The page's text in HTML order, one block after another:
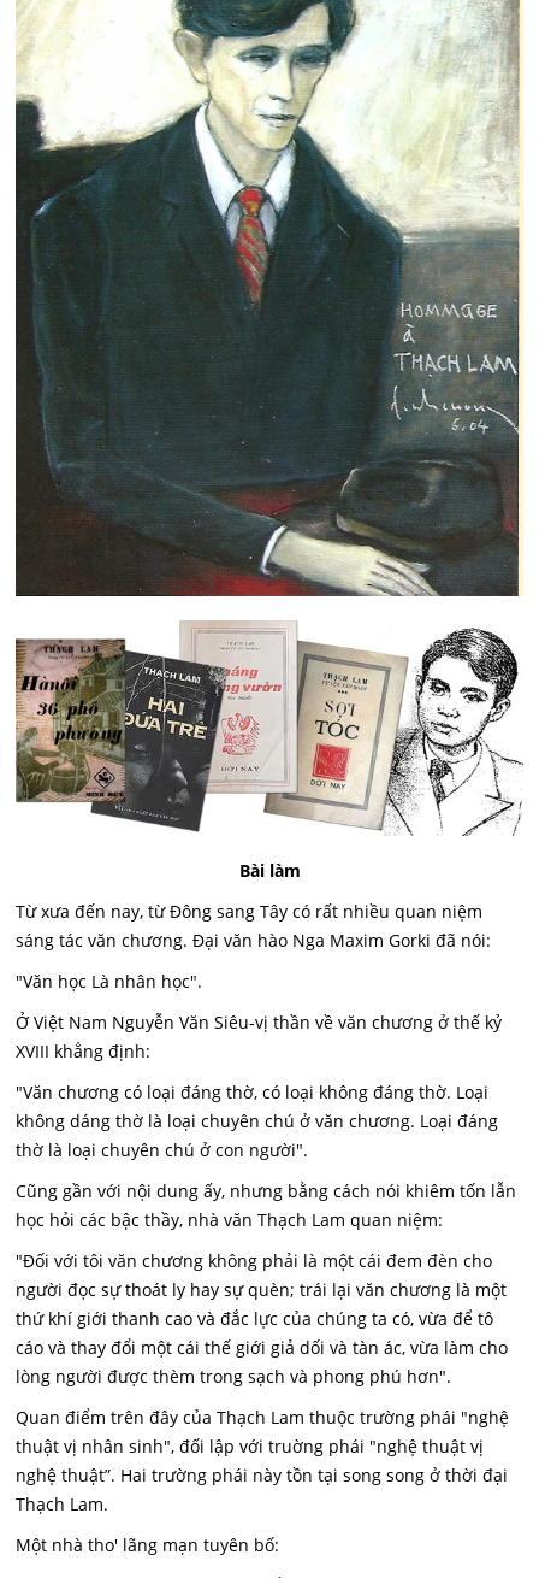
Bài làm
Từ xưa đến nay, từ Đông sang Tây có rất nhiều quan niệm
sáng tác văn chương. Đại văn hào Nga Maxim Gorki đã nói:
"Văn học Là nhân học".
Ở Việt Nam Nguyễn Văn Siêu-vị thần về văn chương ở thế kỷ
XVIII khẳng định:
"Văn chương có loại đáng thờ, có loại không đáng thờ. Loại
không dáng thờ là loại chuyên chú ở văn chương. Loại đáng
thờ là loại chuyên chú ở con người".
Cũng gần với nội dung ấy, nhưng bằng cách nói khiêm tốn lẫn
học hỏi các bậc thầy, nhà văn Thạch Lam quan niệm:
"Đối với tôi văn chương không phải là một cái đem đèn cho
người đọc sự thoát ly hay sự quèn; trái lại văn chương là một
thứ khí giới thanh cao và đắc lực của chúng ta có, vừa để tô
cáo và thay đổi một cái thế giới giả dối và tàn ác, vừa làm cho
lòng người được thèm trong sạch và phong phú hơn".
Quan điểm trên đây của Thạch Lam thuộc trường phái "nghệ
thuật vị nhân sinh", đối lập với truờng phái "nghệ thuật vị
nghệ thuật”. Hai trường phái này tồn tại song song ở thời đại
Thạch Lam.
Một nhà tho' lãng mạn tuyên bố: